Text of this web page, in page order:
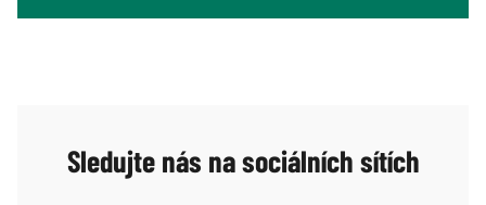
Sledujte nás na sociálních sítích